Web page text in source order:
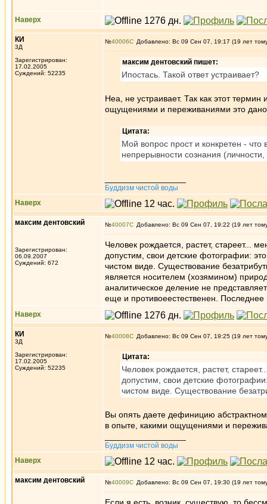
Наверх
КИ
3Д
Зарегистрирован:
17.02.2005
Суждений: 52235
№40006 Добавлено: Вс 09 Сен 07, 19:17 (19 лет
максим дентовский пишет:
Ипостась. Такой ответ устраивает?
Неа, не устраивает. Так как этот
ощущениями и переживаниями это
Цитата:
Мой вопрос прост и конкретен -
непрерывности сознания
Буддизм чистой воды
Наверх
максим дентовский
Зарегистрирован:
06.09.2007
Суждений: 672
№40007 Добавлено: Вс 09 Сен 07, 19:22 (19 лет
Человек рождается, растет, стареет...
допустим, свои детские фотографии:
чистом виде. Существование
является носителем (хозямином)
аналитическое деление не
еще и противоеестественен.
Наверх
КИ
3Д
Зарегистрирован:
17.02.2005
Суждений: 52235
№40008 Добавлено: Вс 09 Сен 07, 19:25 (19 лет
Цитата:
Человек рождается, растет,
допустим, свои детские
чистом виде. Существование
Вы опять даете дефиницию
в опыте, какими ощущениями и
Буддизм чистой воды
Наверх
максим дентовский №40009 Добавлено: Вс 09 Сен 07, 19:30 (19 лет